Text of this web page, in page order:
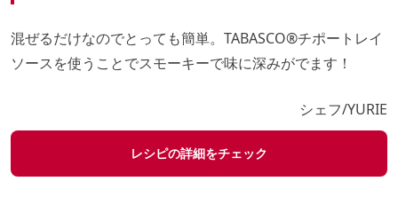
混ぜるだけなのでとっても簡単。TABASCO®チポートレイ
ソースを使うことでスモーキーで味に深みがでます！
シェフ/YURIE
レシピの詳細をチェック